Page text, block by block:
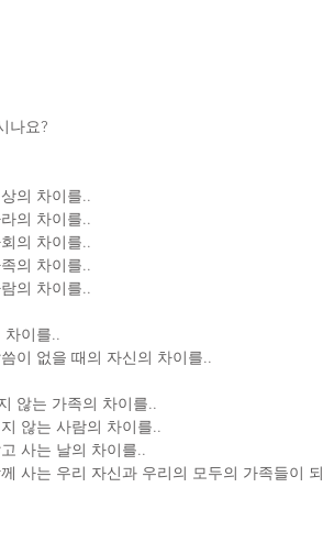
나요?
의 차이를..
의 차이를..
의 차이를..
의 차이를..
의 차이를..
차이를..
이 없을 때의 자신의 차이를..
않는 가족의 차이를..
않는 사람의 차이를..
사는 날의 차이를..
사는 우리 자신과 우리의 모두의 가족들이 되